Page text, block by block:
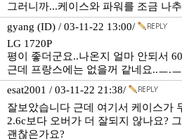
그러니까...케이스와 파워를 조금 나
gyang (ID) / 03-11-22 13:00/
LG 1720P
평이 좋더군요..나온지 얼마 안되서
근데 프랑스에는 없을꺼 같네요..ㅡ.ㅡ
esat2001 / 03-11-22 21:38/
잘보았습니다 근데 여기서 케이스가
2.6c보다 오버가 더 잘되지 않나요?
괜찮은가요?